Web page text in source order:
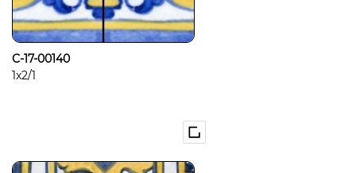
C-17-00140
1x2/1